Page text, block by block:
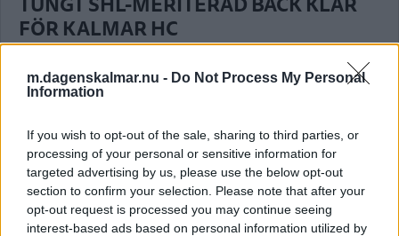
m.dagenskalmar.nu - Do Not Process My Personal
Information
If you wish to opt-out of the sale, sharing to third parties, or
processing of your personal or sensitive information for
targeted advertising by us, please use the below opt-out
section to confirm your selection. Please note that after your
opt-out request is processed you may continue seeing
interest-based ads based on personal information utilized by
FÖR KALMAR HC
Nykomlingens värvningskalas går inte
av för hackor – KHC-duo ansluter
ISHOCKEY 21 juli 2026 17.00